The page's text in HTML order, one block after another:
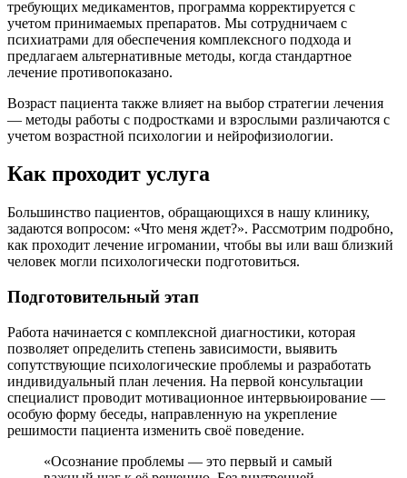
требующих медикаментов, программа корректируется с
учетом принимаемых препаратов. Мы сотрудничаем с
психиатрами для обеспечения комплексного подхода и
предлагаем альтернативные методы, когда стандартное
лечение противопоказано.
Возраст пациента также влияет на выбор стратегии лечения
— методы работы с подростками и взрослыми различаются с
учетом возрастной психологии и нейрофизиологии.
Как проходит услуга
Большинство пациентов, обращающихся в нашу клинику,
задаются вопросом: «Что меня ждет?». Рассмотрим подробно,
как проходит лечение игромании, чтобы вы или ваш близкий
человек могли психологически подготовиться.
Подготовительный этап
Работа начинается с комплексной диагностики, которая
позволяет определить степень зависимости, выявить
сопутствующие психологические проблемы и разработать
индивидуальный план лечения. На первой консультации
специалист проводит мотивационное интервьюирование —
особую форму беседы, направленную на укрепление
решимости пациента изменить своё поведение.
«Осознание проблемы — это первый и самый